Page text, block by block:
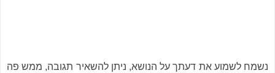
נשמח לשמוע את דעתך על הנושא, ניתן להשאיר תגובה, ממש פה